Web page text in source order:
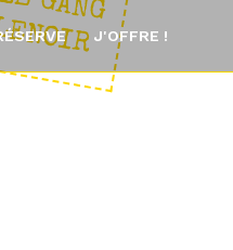
J'OFFRE !